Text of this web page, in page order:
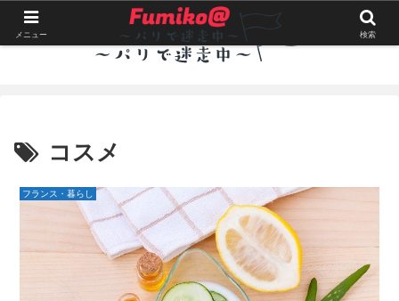
コスメ
フランス・暮らし
メニュー 検索